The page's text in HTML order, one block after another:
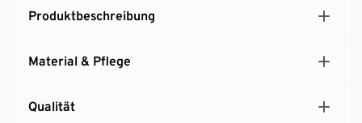
LYCRA® ENERGIZE™ mit graduellem Druckverlauf
– kann das Gefühl von müden Beinen verringern
Produktbeschreibung
Material & Pflege
Qualität